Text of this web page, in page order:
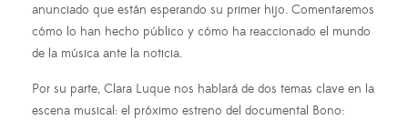
anunciado que están esperando su primer hijo. Comentaremos
cómo lo han hecho público y cómo ha reaccionado el mundo
de la música ante la noticia.
Por su parte, Clara Luque nos hablará de dos temas clave en la
escena musical: el próximo estreno del documental Bono: